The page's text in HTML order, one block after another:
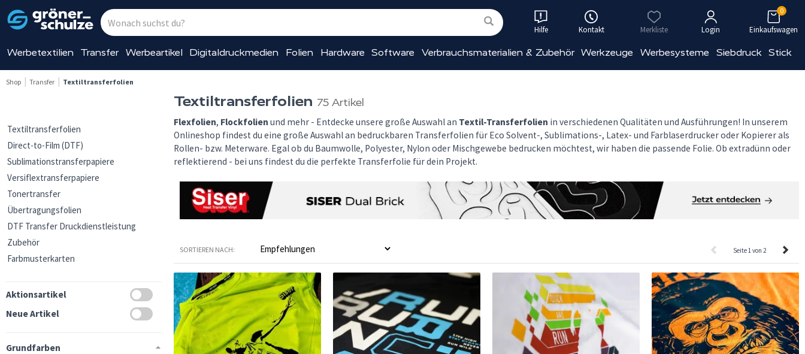
Hilfe Kontakt Merkliste Login Einkaufswagen
0
Werbetextilien Transfer Werbeartikel Digitaldruckmedien Folien Hardware Software Verbrauchsmaterialien & Zubehör Werkzeuge Werbesysteme Siebdruck Stick
Shop Transfer Textiltransferfolien
Textiltransferfolien
Direct-to-Film (DTF)
Sublimationstransferpapiere
Versiflextransferpapiere
Tonertransfer
Übertragungsfolien
DTF Transfer Druckdienstleistung
Zubehör
Farbmusterkarten
Aktionsartikel
Neue Artikel
Grundfarben
Textiltransferfolien 75 Artikel
Flexfolien, Flockfolien und mehr - Entdecke unsere große Auswahl an Textil-Transferfolien in verschiedenen Qualitäten und Ausführungen! In unserem
Onlineshop findest du eine große Auswahl an bedruckbaren Transferfolien für Eco Solvent-, Sublimations-, Latex- und Farblaserdrucker oder Kopierer als
Rollen- bzw. Meterware. Egal ob du Baumwolle, Polyester, Nylon oder Mischgewebe bedrucken möchtest, wir haben die passende Folie. Ob extradünn oder
reflektierend - bei uns findest du die perfekte Transferfolie für dein Projekt.
SORTIEREN NACH: Seite 1 von 2